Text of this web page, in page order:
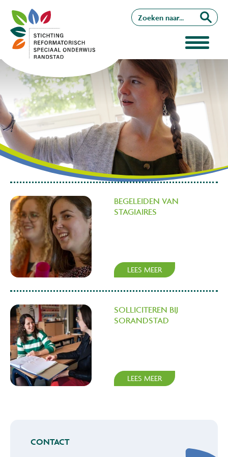
BEGELEIDEN VAN
STAGIAIRES
LEES MEER
SOLLICITEREN BIJ
SORANDSTAD
LEES MEER
CONTACT